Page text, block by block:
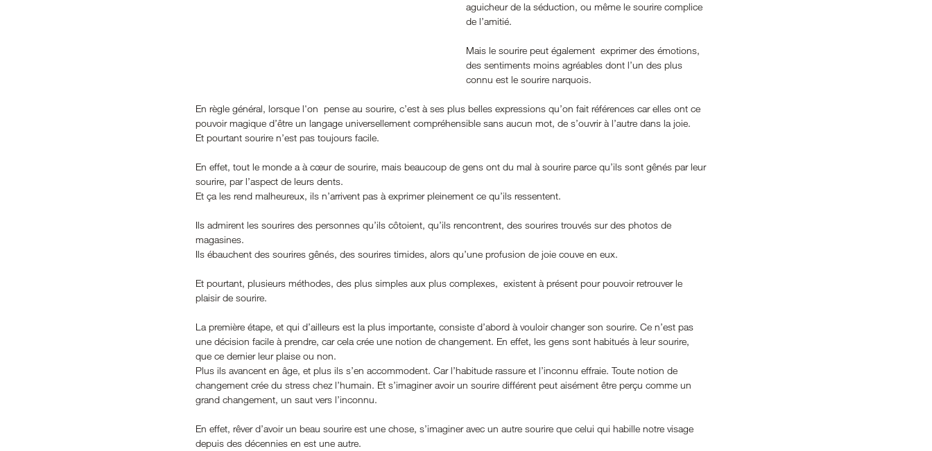
aguicheur de la séduction, ou même le sourire complice
de l’amitié.
Mais le sourire peut également  exprimer des émotions,
des sentiments moins agréables dont l’un des plus
connu est le sourire narquois.
En règle général, lorsque l'on  pense au sourire, c’est à ses plus belles expressions qu’on fait références car elles ont ce
pouvoir magique d’être un langage universellement compréhensible sans aucun mot, de s’ouvrir à l’autre dans la joie.
Et pourtant sourire n’est pas toujours facile.
En effet, tout le monde a à cœur de sourire, mais beaucoup de gens ont du mal à sourire parce qu’ils sont gênés par leur
sourire, par l’aspect de leurs dents.
Et ça les rend malheureux, ils n’arrivent pas à exprimer pleinement ce qu’ils ressentent.
Ils admirent les sourires des personnes qu’ils côtoient, qu’ils rencontrent, des sourires trouvés sur des photos de
magasines.
Ils ébauchent des sourires gênés, des sourires timides, alors qu’une profusion de joie couve en eux.
Et pourtant, plusieurs méthodes, des plus simples aux plus complexes,  existent à présent pour pouvoir retrouver le
plaisir de sourire.
La première étape, et qui d’ailleurs est la plus importante, consiste d’abord à vouloir changer son sourire. Ce n’est pas
une décision facile à prendre, car cela crée une notion de changement. En effet, les gens sont habitués à leur sourire,
que ce dernier leur plaise ou non.
Plus ils avancent en âge, et plus ils s’en accommodent. Car l’habitude rassure et l’inconnu effraie. Toute notion de
changement crée du stress chez l’humain. Et s’imaginer avoir un sourire différent peut aisément être perçu comme un
grand changement, un saut vers l’inconnu.
En effet, rêver d’avoir un beau sourire est une chose, s’imaginer avec un autre sourire que celui qui habille notre visage
depuis des décennies en est une autre.